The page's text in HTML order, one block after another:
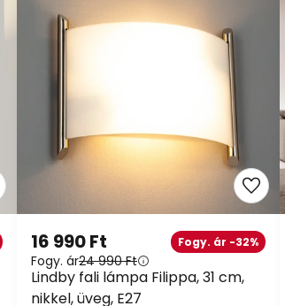
Lindby fali lámpa Filippa, 31 cm,
nikkel, üveg, E27
16 990 Ft Fogy. ár -32%
Fogy. ár24 990 Ft